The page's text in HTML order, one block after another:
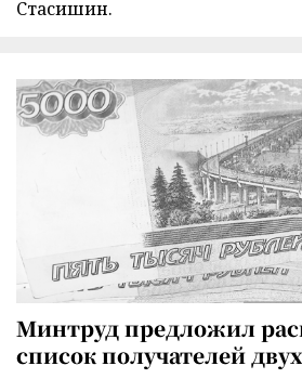
Стасишин.
Минтруд предложил
список получателей